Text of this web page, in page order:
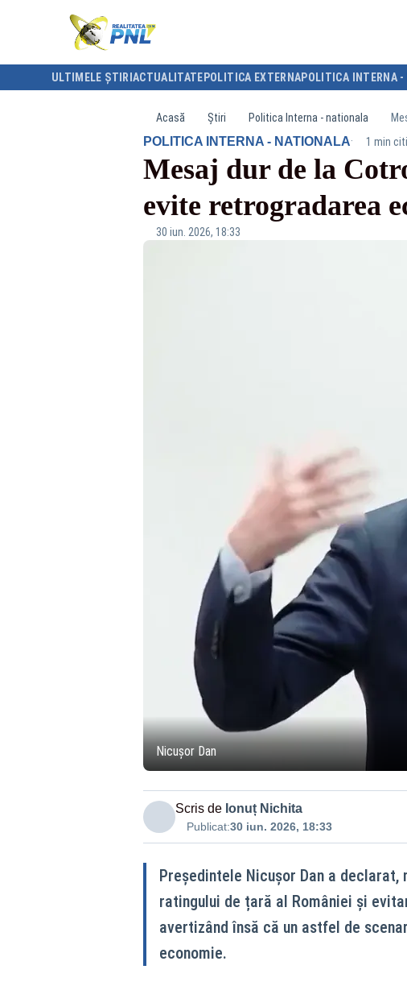
ULTIMELE ȘTIRI ACTUALITATE POLITICA EXTERNAPOLITICA INTERNA -
Acasă Știri Politica Interna - nationala
POLITICA INTERNA - NATIONALA· 1 min
Mesaj dur de la
evite retrogradarea
30 iun. 2026, 18:33
Nicușor Dan
Scris de Ionuț Nichita
Publicat:30 iun. 2026, 18:33
Președintele Nicuşor Dan a
ratingului de țară al României și
avertizând însă că un astfel de
economie.